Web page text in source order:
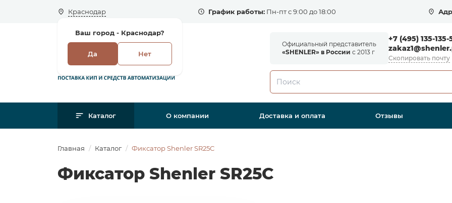
Краснодар
Ваш город - Краснодар?
Да Нет
График работы: Пн-пт с 9:00 до 18:00
Официальный представитель
«SHENLER» в России с 2013 г
+7 (495) 135-135-
Скопировать почту
Каталог О компании Доставка и оплата Отзывы
Главная Каталог Фиксатор Shenler SR25C
Фиксатор Shenler SR25C